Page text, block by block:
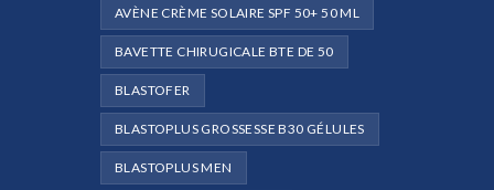
AVÈNE CRÈME SOLAIRE SPF 50+ 50 ML
BAVETTE CHIRUGICALE BTE DE 50
BLASTOFER
BLASTOPLUS GROSSESSE B30 GÉLULES
BLASTOPLUS MEN